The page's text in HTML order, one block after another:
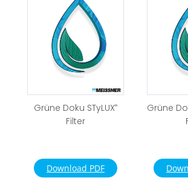
Grüne Doku STyLUX®
Filter
Download PDF
Grüne